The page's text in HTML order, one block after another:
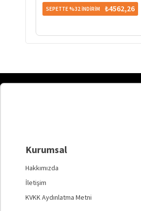
SEPETTE %32 İNDİRİM ₺4562,26
Kurumsal
Hakkımızda
İletişim
KVKK Aydınlatma Metni